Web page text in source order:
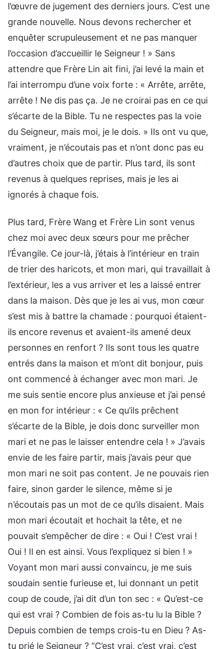
l’œuvre de jugement des derniers jours. C’est une
grande nouvelle. Nous devons rechercher et
enquêter scrupuleusement et ne pas manquer
l’occasion d’accueillir le Seigneur ! » Sans
attendre que Frère Lin ait fini, j’ai levé la main et
l’ai interrompu d’une voix forte : « Arrête, arrête,
arrête ! Ne dis pas ça. Je ne croirai pas en ce qui
s’écarte de la Bible. Tu ne respectes pas la voie
du Seigneur, mais moi, je le dois. » Ils ont vu que,
vraiment, je n’écoutais pas et n’ont donc pas eu
d’autres choix que de partir. Plus tard, ils sont
revenus à quelques reprises, mais je les ai
ignorés à chaque fois.
Plus tard, Frère Wang et Frère Lin sont venus
chez moi avec deux sœurs pour me prêcher
l’Évangile. Ce jour-là, j’étais à l’intérieur en train
de trier des haricots, et mon mari, qui travaillait à
l’extérieur, les a vus arriver et les a laissé entrer
dans la maison. Dès que je les ai vus, mon cœur
s’est mis à battre la chamade : pourquoi étaient-
ils encore revenus et avaient-ils amené deux
personnes en renfort ? Ils sont tous les quatre
entrés dans la maison et m’ont dit bonjour, puis
ont commencé à échanger avec mon mari. Je
me suis sentie encore plus anxieuse et j’ai pensé
en mon for intérieur : « Ce qu’ils prêchent
s’écarte de la Bible, je dois donc surveiller mon
mari et ne pas le laisser entendre cela ! » J’avais
envie de les faire partir, mais j’avais peur que
mon mari ne soit pas content. Je ne pouvais rien
faire, sinon garder le silence, même si je
n’écoutais pas un mot de ce qu’ils disaient. Mais
mon mari écoutait et hochait la tête, et ne
pouvait s’empêcher de dire : « Oui ! C’est vrai !
Oui ! Il en est ainsi. Vous l’expliquez si bien ! »
Voyant mon mari aussi convaincu, je me suis
soudain sentie furieuse et, lui donnant un petit
coup de coude, j’ai dit d’un ton sec : « Qu’est-ce
qui est vrai ? Combien de fois as-tu lu la Bible ?
Depuis combien de temps crois-tu en Dieu ? As-
tu prié le Seigneur ? “C’est vrai, c’est vrai, c’est